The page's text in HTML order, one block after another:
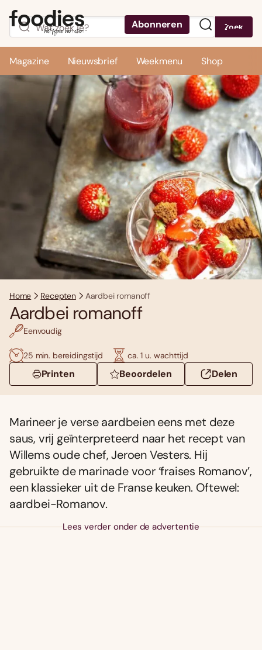
Abonneren Zoek
Magazine Nieuwsbrief Weekmenu Shop
Home Recepten Aardbei romanoff
Aardbei romanoff
Eenvoudig
25 min. bereidingstijd ca. 1 u. wachttijd
Printen Beoordelen Delen
Marineer je verse aardbeien eens met deze
saus, vrĳ geïnterpreteerd naar het recept van
Willems oude chef, Jeroen Vesters. Hĳ
gebruikte de marinade voor ‘fraises Romanov’,
een klassieker uit de Franse keuken. Oftewel:
aardbei-Romanov.
Lees verder onder de advertentie